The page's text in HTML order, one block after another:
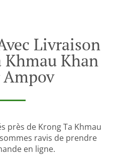
Livraison
Khmau Khan
Ampov
près de Krong Ta Khmau
ravis de prendre
en ligne.